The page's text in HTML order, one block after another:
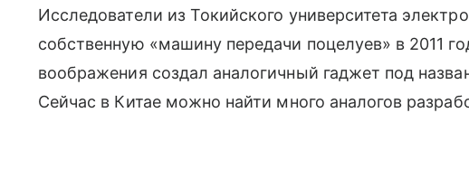
Исследователи из Токийского университета
собственную «машину передачи поцелуев» в 2011
воображения создал аналогичный гаджет под
Сейчас в Китае можно найти много аналогов